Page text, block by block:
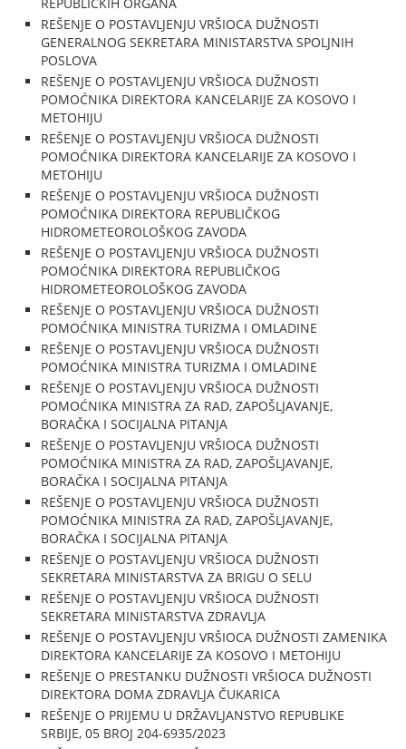
REŠENJE O POSTAVLJENJU VRŠIOCA DUŽNOSTI
GENERALNOG SEKRETARA MINISTARSTVA SPOLJNIH
POSLOVA
REŠENJE O POSTAVLJENJU VRŠIOCA DUŽNOSTI
POMOĆNIKA DIREKTORA KANCELARIJE ZA KOSOVO I
METOHIJU
REŠENJE O POSTAVLJENJU VRŠIOCA DUŽNOSTI
POMOĆNIKA DIREKTORA KANCELARIJE ZA KOSOVO I
METOHIJU
REŠENJE O POSTAVLJENJU VRŠIOCA DUŽNOSTI
POMOĆNIKA DIREKTORA REPUBLIČKOG
HIDROMETEOROLOŠKOG ZAVODA
REŠENJE O POSTAVLJENJU VRŠIOCA DUŽNOSTI
POMOĆNIKA DIREKTORA REPUBLIČKOG
HIDROMETEOROLOŠKOG ZAVODA
REŠENJE O POSTAVLJENJU VRŠIOCA DUŽNOSTI
POMOĆNIKA MINISTRA TURIZMA I OMLADINE
REŠENJE O POSTAVLJENJU VRŠIOCA DUŽNOSTI
POMOĆNIKA MINISTRA TURIZMA I OMLADINE
REŠENJE O POSTAVLJENJU VRŠIOCA DUŽNOSTI
POMOĆNIKA MINISTRA ZA RAD, ZAPOŠLJAVANJE,
BORAČKA I SOCIJALNA PITANJA
REŠENJE O POSTAVLJENJU VRŠIOCA DUŽNOSTI
POMOĆNIKA MINISTRA ZA RAD, ZAPOŠLJAVANJE,
BORAČKA I SOCIJALNA PITANJA
REŠENJE O POSTAVLJENJU VRŠIOCA DUŽNOSTI
POMOĆNIKA MINISTRA ZA RAD, ZAPOŠLJAVANJE,
BORAČKA I SOCIJALNA PITANJA
REŠENJE O POSTAVLJENJU VRŠIOCA DUŽNOSTI
SEKRETARA MINISTARSTVA ZA BRIGU O SELU
REŠENJE O POSTAVLJENJU VRŠIOCA DUŽNOSTI
SEKRETARA MINISTARSTVA ZDRAVLJA
REŠENJE O POSTAVLJENJU VRŠIOCA DUŽNOSTI ZAMENIKA
DIREKTORA KANCELARIJE ZA KOSOVO I METOHIJU
REŠENJE O PRESTANKU DUŽNOSTI VRŠIOCA DUŽNOSTI
DIREKTORA DOMA ZDRAVLJA ČUKARICA
REŠENJE O PRIJEMU U DRŽAVLJANSTVO REPUBLIKE
SRBIJE, 05 BROJ 204-6935/2023